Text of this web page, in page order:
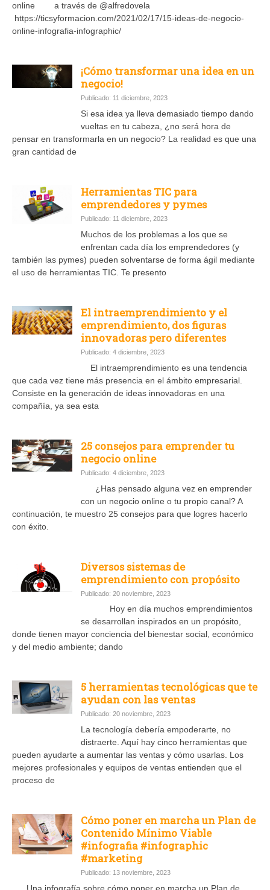
online a través de @alfredovela
https://ticsyformacion.com/2021/02/17/15-ideas-de-negocio-
online-infografia-infographic/
¡Cómo transformar una idea en un
negocio!
Publicado: 11 diciembre, 2023
Si esa idea ya lleva demasiado tiempo dando
vueltas en tu cabeza, ¿no será hora de
pensar en transformarla en un negocio? La realidad es que una
gran cantidad de
Herramientas TIC para
emprendedores y pymes
Publicado: 11 diciembre, 2023
Muchos de los problemas a los que se
enfrentan cada día los emprendedores (y
también las pymes) pueden solventarse de forma ágil mediante
el uso de herramientas TIC. Te presento
El intraemprendimiento y el
emprendimiento, dos figuras
innovadoras pero diferentes
Publicado: 4 diciembre, 2023
El intraemprendimiento es una tendencia
que cada vez tiene más presencia en el ámbito empresarial.
Consiste en la generación de ideas innovadoras en una
compañía, ya sea esta
25 consejos para emprender tu
negocio online
Publicado: 4 diciembre, 2023
¿Has pensado alguna vez en emprender
con un negocio online o tu propio canal? A
continuación, te muestro 25 consejos para que logres hacerlo
con éxito.
Diversos sistemas de
emprendimiento con propósito
Publicado: 20 noviembre, 2023
Hoy en día muchos emprendimientos
se desarrollan inspirados en un propósito,
donde tienen mayor conciencia del bienestar social, económico
y del medio ambiente; dando
5 herramientas tecnológicas que te
ayudan con las ventas
Publicado: 20 noviembre, 2023
La tecnología debería empoderarte, no
distraerte. Aquí hay cinco herramientas que
pueden ayudarte a aumentar las ventas y cómo usarlas. Los
mejores profesionales y equipos de ventas entienden que el
proceso de
Cómo poner en marcha un Plan de
Contenido Mínimo Viable
#infografia #infographic
#marketing
Publicado: 13 noviembre, 2023